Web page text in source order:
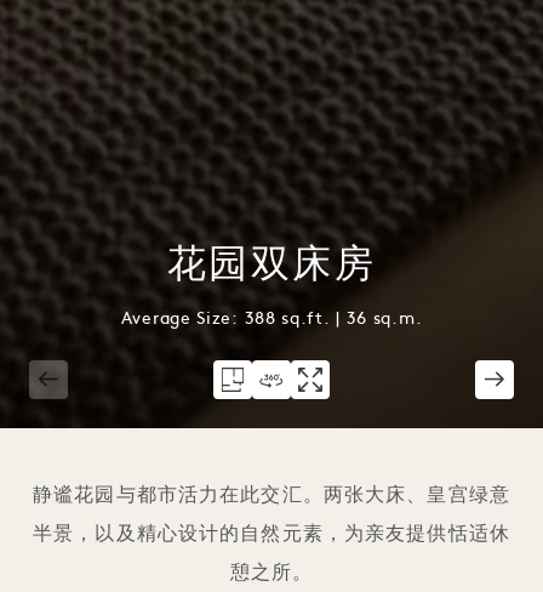
花园双床房
Average Size: 388 sq.ft. | 36 sq.m.
静谧花园与都市活力在此交汇。两张大床、皇宫绿意
半景，以及精心设计的自然元素，为亲友提供恬适休
憩之所。